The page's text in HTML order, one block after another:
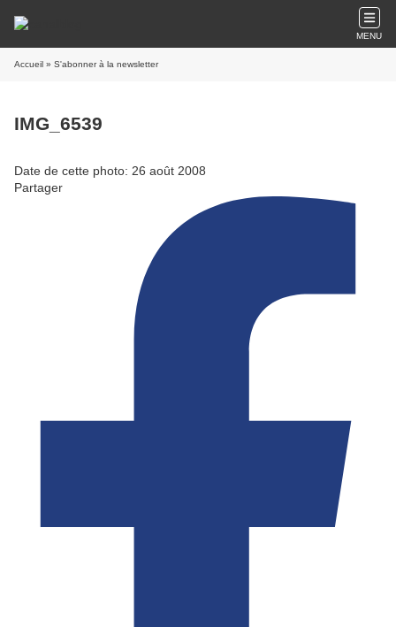
MENU
Accueil » S'abonner à la newsletter
IMG_6539
Date de cette photo: 26 août 2008
Partager